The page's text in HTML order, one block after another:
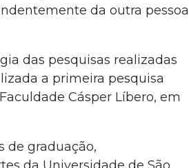
da outra pessoa
das pesquisas realizadas
a primeira pesquisa
Cásper Líbero, em
de graduação,